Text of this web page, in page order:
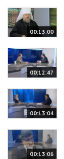
00:13:00
00:12:47
00:13:04
00:13:06